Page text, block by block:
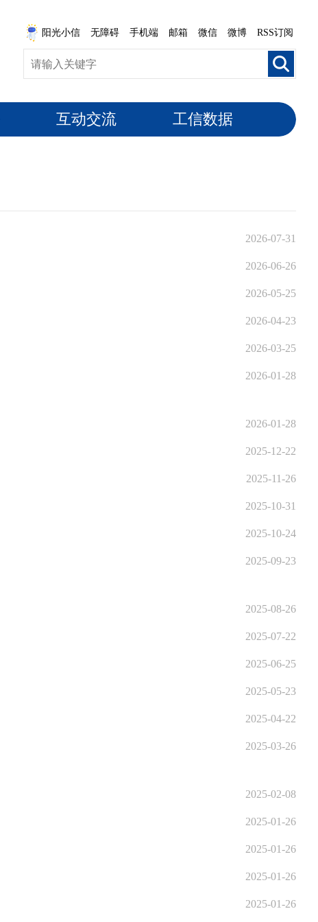
阳光小信 无障碍 手机端 邮箱 微信 微博 RSS订阅
互动交流 工信数据
2026-07-31
2026-06-26
2026-05-25
2026-04-23
2026-03-25
2026-01-28
2026-01-28
2025-12-22
2025-11-26
2025-10-31
2025-10-24
2025-09-23
2025-08-26
2025-07-22
2025-06-25
2025-05-23
2025-04-22
2025-03-26
2025-02-08
2025-01-26
2025-01-26
2025-01-26
2025-01-26